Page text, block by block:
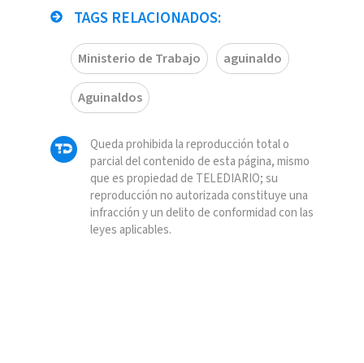
TAGS RELACIONADOS:
Ministerio de Trabajo aguinaldo
Aguinaldos
Queda prohibida la reproducción total o
parcial del contenido de esta página, mismo
que es propiedad de TELEDIARIO; su
reproducción no autorizada constituye una
infracción y un delito de conformidad con las
leyes aplicables.